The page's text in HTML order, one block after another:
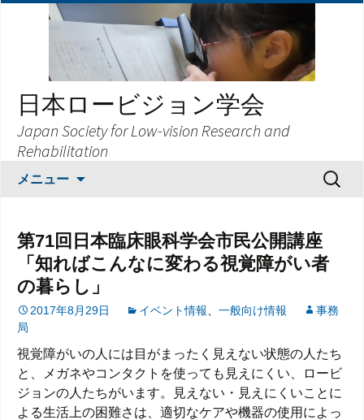
日本ロービジョン学会
Japan Society for Low-vision Research and
Rehabilitation
メニュー
ツ
へ
ス
キ
検
索:
第71回日本臨床眼科学会市民公開講座
「知ればこんなに変わる視覚障がい者
の暮らし」
2017年8月29日 イベント情報 一般向け情報
事務
局
視覚障がいの人には目がまったく見えない状態の人たち
と、メガネやコンタクトを使っても見えにくい、ロービ
ジョンの人たちがいます。見えない・見えにくいことに
よる生活上の困難さは、適切なケアや機器の使用によっ